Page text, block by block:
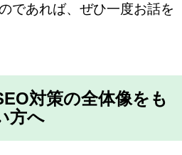
であれば、ぜひ一度お話を
対策の全体像をも
方へ